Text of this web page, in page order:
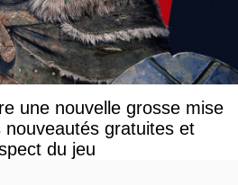
une nouvelle grosse mise
gratuites et
du jeu